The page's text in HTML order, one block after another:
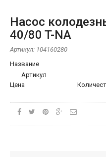
Насос
40/80 T-NA
Артикул: 104160280
Название
Артикул
Цена